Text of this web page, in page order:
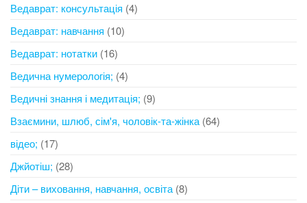
Ведаврат: консультація (4)
Ведаврат: навчання (10)
Ведаврат: нотатки (16)
Ведична нумерологія; (4)
Ведичні знання і медитація; (9)
Взаємини, шлюб, сім'я, чоловік-та-жінка(64)
відео; (17)
Джйотіш; (28)
Діти – виховання, навчання, освіта(8)